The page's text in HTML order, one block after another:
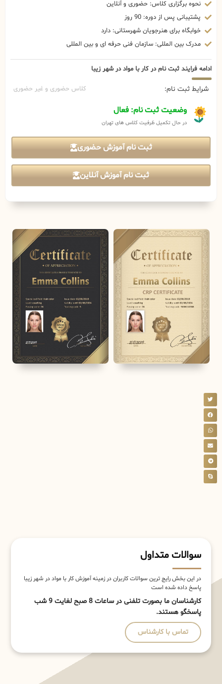
نحوه برگزاری کلاس: حضوری و آنلاین
پشتیبانی پس از دوره: 90 روز
خوابگاه برای هنرجویان شهرستانی: دارد
مدرک بین المللی: سازمان فنی حرفه ای و بین المللی
ادامه فرایند ثبت نام در کار با مواد در شهر زیبا
شرایط ثبت نام: کلاس حضوری و غیر حضوری
وضعیت ثبت نام: فعال
در حال تکمیل ظرفیت کلاس های تهران
ثبت نام آموزش حضوری
ثبت نام آموزش آنلاین
سوالات متداول
در این بخش رایج ترین سوالات کاربران در زمینه آموزش کار با مواد در شهر زیبا
پاسخ داده شده است
کارشناسان ما بصورت تلفنی در ساعات 8 صبح لغایت 9 شب
پاسخگو هستند.
تماس با کارشناس